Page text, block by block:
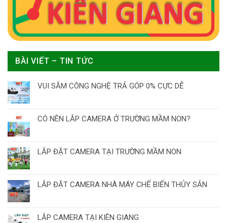
BÀI VIẾT – TIN TỨC
VUI SẮM CÔNG NGHỆ TRẢ GÓP 0% CỰC DỄ
CÓ NÊN LẮP CAMERA Ở TRƯỜNG MẦM NON?
LẮP ĐẶT CAMERA TẠI TRƯỜNG MẦM NON
LẮP ĐẶT CAMERA NHÀ MÁY CHẾ BIẾN THỦY SẢN
LẮP CAMERA TẠI KIÊN GIANG